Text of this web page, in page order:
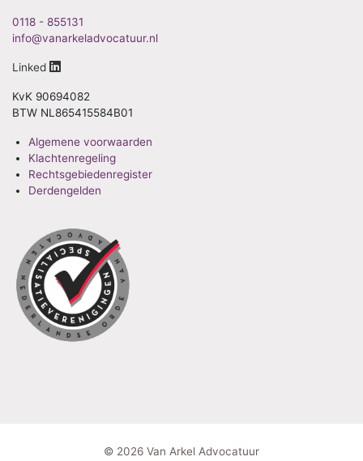
0118 - 855131
info@vanarkeladvocatuur.nl
Linked
KvK 90694082
BTW NL865415584B01
Algemene voorwaarden
Klachtenregeling
Rechtsgebiedenregister
Derdengelden
© 2026 Van Arkel Advocatuur